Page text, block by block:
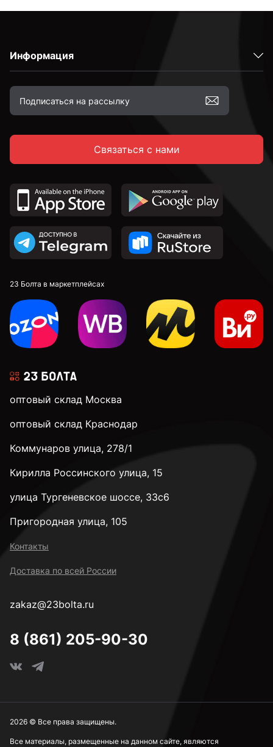
Информация
Связаться с нами
23 Болта в маркетплейсах
оптовый склад Москва
оптовый склад Краснодар
Коммунаров улица, 278/1
Кирилла Россинского улица, 15
улица Тургеневское шоссе, 33с6
Пригородная улица, 105
Контакты
Доставка по всей России
zakaz@23bolta.ru
8 (861) 205-90-30
Все материалы, размещенные на данном сайте, являются
2026 © Все права защищены.